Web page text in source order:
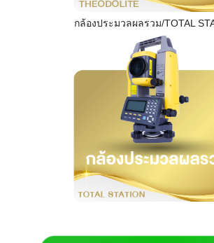
กล้องประมวลผลรวม/TOTAL